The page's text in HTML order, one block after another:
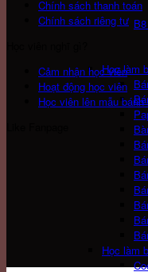
Học làm
Học làm
Chính sách thanh toán
Chính sách riêng tư
Cảm nhận học viên
Hoạt động học viên
Học viên lên mẫu bánh